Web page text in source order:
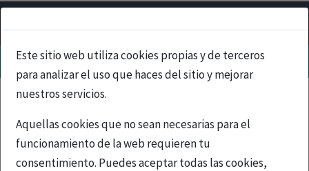
Este sitio web utiliza cookies propias y de terceros
para analizar el uso que haces del sitio y mejorar
nuestros servicios.
Aquellas cookies que no sean necesarias para el
funcionamiento de la web requieren tu
consentimiento. Puedes aceptar todas las cookies,